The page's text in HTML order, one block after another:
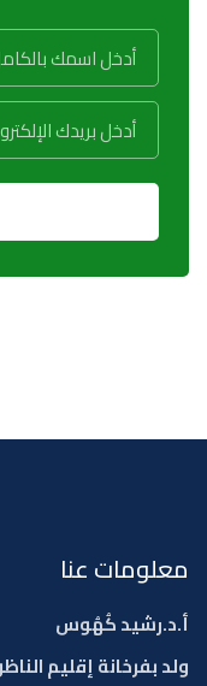
عنا
كُهُوس
إقليم الناظور،